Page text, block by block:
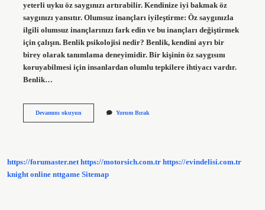
yeterli uyku öz saygınızı artırabilir. Kendinize iyi bakmak öz
saygınızı yansıtır. Olumsuz inançları iyileştirme: Öz saygınızla
ilgili olumsuz inançlarınızı fark edin ve bu inançları değiştirmek
için çalışın. Benlik psikolojisi nedir? Benlik, kendini ayrı bir
birey olarak tanımlama deneyimidir. Bir kişinin öz saygısını
koruyabilmesi için insanlardan olumlu tepkilere ihtiyacı vardır.
Benlik…
Devamını okuyunBenlik
Yorum Bırak
https://forumaster.net https://motorsich.com.tr https://evindelisi.com.tr
knight online nttgame Sitemap